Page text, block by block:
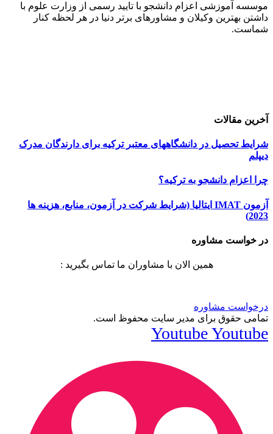
موسسه آموزشی اعزام دانشجو با تایید رسمی از وزارت علوم با
داشتن بهترین وکیلان و مشاورهای برتر دنیا در هر لحظه کنار
شماست.
آخرین مقالات
شرایط تحصیل در دانشگاههای معتبر ترکیه برای دارندگان مدرک
دیپلم
چرا اعزام دانشجو به ترکیه؟
آزمون IMAT ایتالیا (شرایط شرکت در آزمون، منابع، هزینه ها
2023)
در خواست مشاوره
همین الان با مشاوران ما تماس بگیرید :
درخواست مشاوره
تمامی حقوق برای مدیر سایت محفوظ است.
YoutubeYoutube